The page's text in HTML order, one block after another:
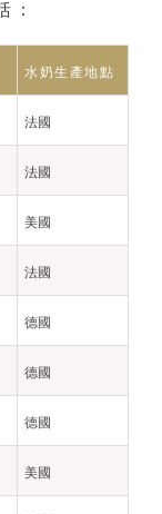
：
水奶生產地點
法國
法國
美國
法國
德國
德國
德國
美國